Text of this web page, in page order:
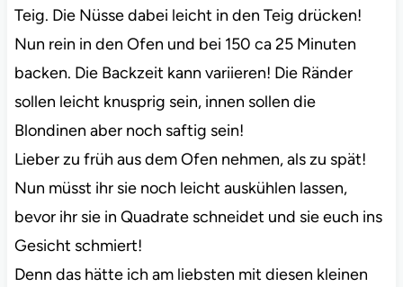
Teig. Die Nüsse dabei leicht in den Teig drücken!
Nun rein in den Ofen und bei 150 ca 25 Minuten
backen. Die Backzeit kann variieren! Die Ränder
sollen leicht knusprig sein, innen sollen die
Blondinen aber noch saftig sein!
Lieber zu früh aus dem Ofen nehmen, als zu spät!
Nun müsst ihr sie noch leicht auskühlen lassen,
bevor ihr sie in Quadrate schneidet und sie euch ins
Gesicht schmiert!
Denn das hätte ich am liebsten mit diesen kleinen